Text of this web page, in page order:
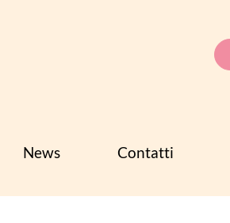
News Contatti